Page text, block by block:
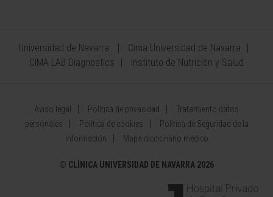
Universidad de Navarra
Cima Universidad de Navarra
CIMA LAB Diagnostics
Instituto de Nutrición y Salud
Aviso legal Política de privacidad
Tratamiento datos
personales
Política de cookies
Política de Seguridad de la
Información
Mapa diccionario médico
© CLÍNICA UNIVERSIDAD DE NAVARRA 2026